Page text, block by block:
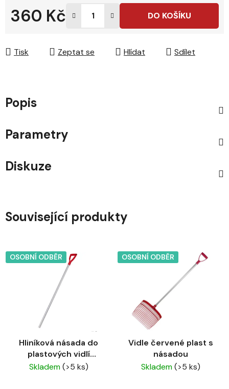
360 Kč DO KOŠÍKU
Tisk Zeptat se Hlídat Sdílet
Popis
Parametry
Diskuze
Související produkty
OSOBNÍ ODBĚR
Hliníková násada do
plastových vidlí
červená
Skladem(>5 ks)
OSOBNÍ ODBĚR
Vidle červené plast s
násadou
Skladem(>5 ks)